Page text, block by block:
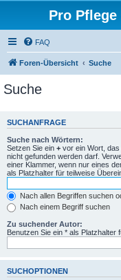
Pro
FAQ
Foren-Übersicht Suche
Suche
SUCHANFRAGE
Suche nach Wörtern:
Setzen Sie ein + vor ein Wort,
nicht gefunden werden darf.
einer Klammer, wenn nur eines
als Platzhalter für teilweise
Nach allen Begriffen suchen
Nach einem Begriff suchen
Zu suchender Autor:
Benutzen Sie ein * als Platzhalter
SUCHOPTIONEN